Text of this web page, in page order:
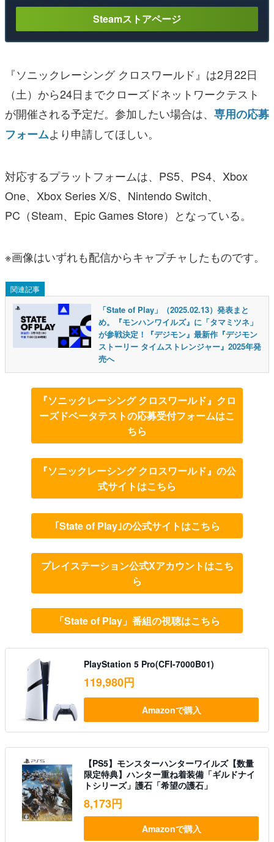
Steamストアページ
『ソニックレーシング クロスワールド』は2月22日
（土）から24日までクローズドネットワークテスト
が開催される予定だ。参加したい場合は、 専用の応募
フォームより申請してほしい。
対応するプラットフォームは、PS5、PS4、Xbox
One、Xbox Series X/S、Nintendo Switch、
PC（Steam、Epic Games Store）となっている。
※画像はいずれも配信からキャプチャしたものです。
関連記事
「State of Play」（2025.02.13）発表まと
め。『モンハンワイルズ』に「タマミツネ」
が参戦決定！『デジモン』最新作『デジモン
ストーリー タイムストレンジャー』2025年発
売へ
『ソニックレーシング クロスワールド』クロ
ーズドベータテストの応募受付フォームはこ
ちら
『ソニックレーシング クロスワールド』の公
式サイトはこちら
｢State of Play｣の公式サイトはこちら
プレイステーション公式Xアカウントはこち
ら
「State of Play」番組の視聴はこちら
PlayStation 5 Pro(CFI-7000B01)
119,980円
Amazonで購入
【PS5】モンスターハンターワイルズ【数量
限定特典】ハンター重ね着装備「ギルドナイ
トシリーズ」護石「希望の護石」
8,173円
Amazonで購入